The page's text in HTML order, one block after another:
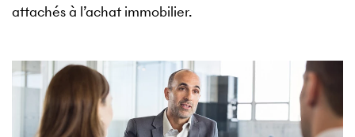
attachés à l’achat immobilier.